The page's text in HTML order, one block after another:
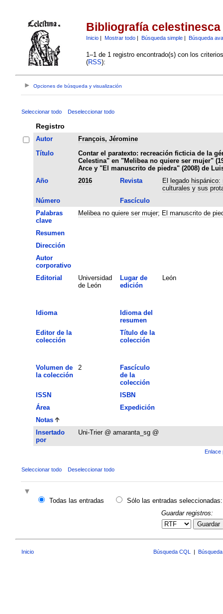
Bibliografía celestinesca
Inicio| Mostrar todo| Búsqueda simple| Búsqueda
1–1 de 1 registro encontrado(s) con los
(RSS):
Opciones de búsqueda y visualización
Seleccionar todo Deseleccionar todo
Registro
Autor
François, Jéromine
Título
Contar el paratexto: recreación ficticia de la
Celestina" en "Melibea no quiere ser mujer"
Arce y "El manuscrito de piedra" (2008) de
Año
2016 Revista
El legado
culturales y sus
Número
Fascículo
Palabras
clave
Melibea no quiere ser mujer; El manuscrito de
Resumen
Dirección
Autor
corporativo
Editorial
Universidad
de León
Lugar de
edición
León
Idioma
Idioma del
resumen
Editor de la
colección
Título de la
colección
Volumen de
la colección
2
Fascículo
de la
colección
ISSN
ISBN
Área
Expedición
Notas
Insertado
por
Uni-Trier @ amaranta_sg @
Enlace
Seleccionar todo Deseleccionar todo
Todas las entradas
Sólo las entradas seleccionadas:
Guardar registros:
Guardar
Inicio Búsqueda CQL